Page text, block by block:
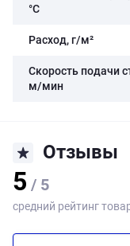
°C
Расход, г/м²
Скорость подачи
м/мин
Отзывы
5 / 5
средний рейтинг